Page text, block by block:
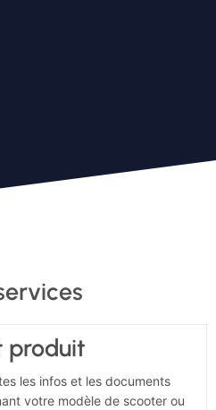
produit
les infos et les documents
votre modèle de scooter ou